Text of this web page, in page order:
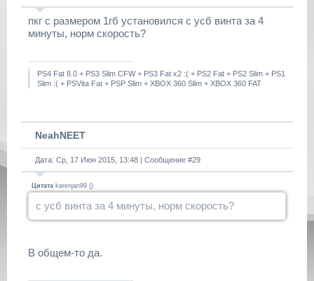
пкг с размером 1гб установился с усб винта за 4
минуты, норм скорость?
PS4 Fat 8.0 + PS3 Slim CFW + PS3 Fat x2 :( + PS2 Fat + PS2 Slim + PS1
Slim :( + PSVita Fat + PSP Slim + XBOX 360 Slim + XBOX 360 FAT
NeahNEET
Дата: Ср, 17 Июн 2015, 13:48 | Сообщение #29
Цитата karenjan99 ()
с усб винта за 4 минуты, норм скорость?
В общем-то да.